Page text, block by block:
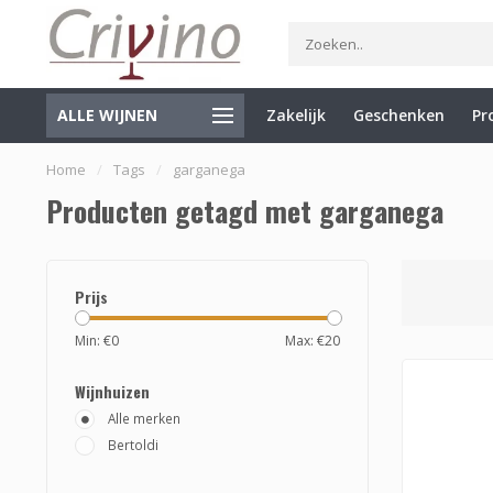
ALLE WIJNEN Zakelijk Geschenken
Specialist in Italië en de Balkan Gratis verzending vanaf
Home / Tags / garganega
Producten getagd met garganega
Prijs
Min: €0 Max: €20
Wijnhuizen
Alle merken
Bertoldi